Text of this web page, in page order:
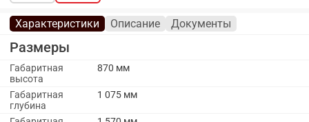
Характеристики Описание Документы
Размеры
Габаритная
высота
870 мм
Габаритная
глубина
1 075 мм